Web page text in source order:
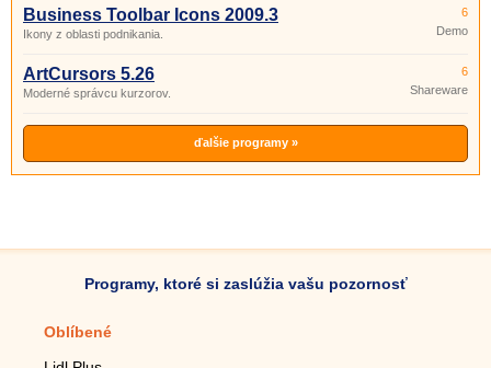
Business Toolbar Icons 2009.3
Ikony z oblasti podnikania.
6
Demo
ArtCursors 5.26
Moderné správcu kurzorov.
6
Shareware
ďalšie programy »
Programy, ktoré si zaslúžia vašu pozornosť
Oblíbené